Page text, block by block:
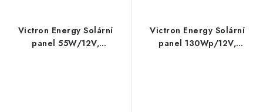
Victron Energy Solární
panel 55W/12V,
Victron Energy Solární
panel 130Wp/12V,